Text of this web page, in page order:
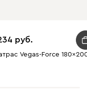
Vegas-Force